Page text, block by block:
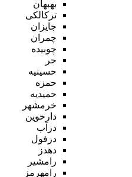
بهبهان
ترکالکی
جایزان
چمران
چوبیده
حر
حسینیه
حمزه
حمیدیه
خرمشهر
دارخوین
دزآب
دزفول
دهدز
رامشیر
رامهرمز